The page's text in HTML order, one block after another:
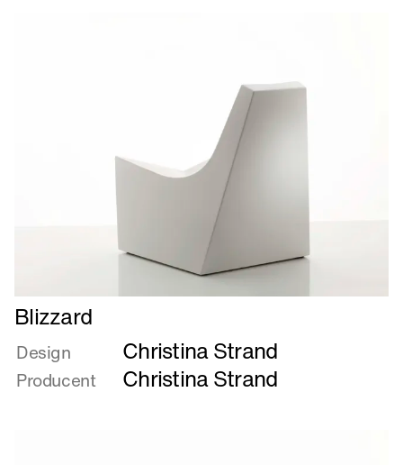
Læs
mere
om
Blizzard
Blizzard
Design Christina Strand
Producent Christina Strand